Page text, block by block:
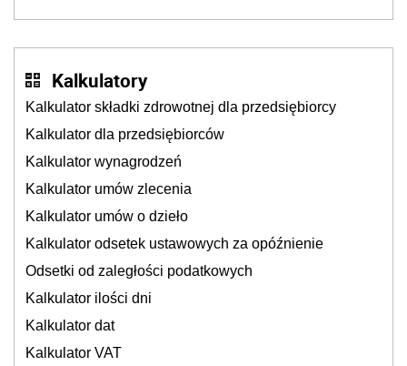
Kalkulatory
Kalkulator składki zdrowotnej dla przedsiębiorcy
Kalkulator dla przedsiębiorców
Kalkulator wynagrodzeń
Kalkulator umów zlecenia
Kalkulator umów o dzieło
Kalkulator odsetek ustawowych za opóźnienie
Odsetki od zaległości podatkowych
Kalkulator ilości dni
Kalkulator dat
Kalkulator VAT